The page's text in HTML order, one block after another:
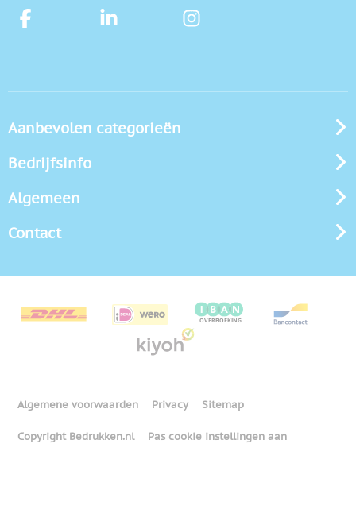
Aanbevolen categorieën
Bedrijfsinfo
Algemeen
Contact
Algemene voorwaarden Privacy Sitemap
Copyright Bedrukken.nl Pas cookie instellingen aan